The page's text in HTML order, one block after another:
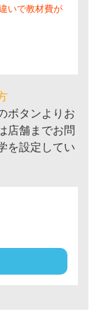
いで教材費が
ボタンよりお
店舗までお問
を設定してい